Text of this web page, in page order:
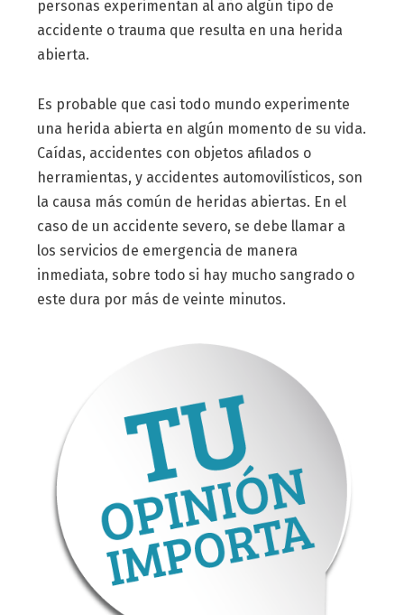
personas experimentan al año algún tipo de
accidente o trauma que resulta en una herida
abierta.
Es probable que casi todo mundo experimente
una herida abierta en algún momento de su vida.
Caídas, accidentes con objetos afilados o
herramientas, y accidentes automovilísticos, son
la causa más común de heridas abiertas. En el
caso de un accidente severo, se debe llamar a
los servicios de emergencia de manera
inmediata, sobre todo si hay mucho sangrado o
este dura por más de veinte minutos.